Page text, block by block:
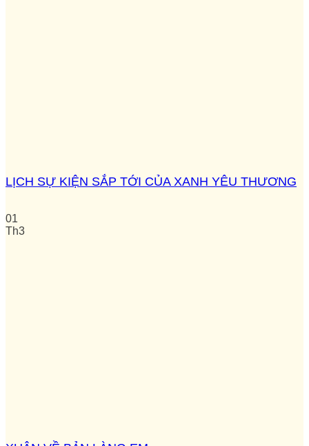
LỊCH SỰ KIỆN SẮP TỚI CỦA XANH YÊU THƯƠNG
01
Th3